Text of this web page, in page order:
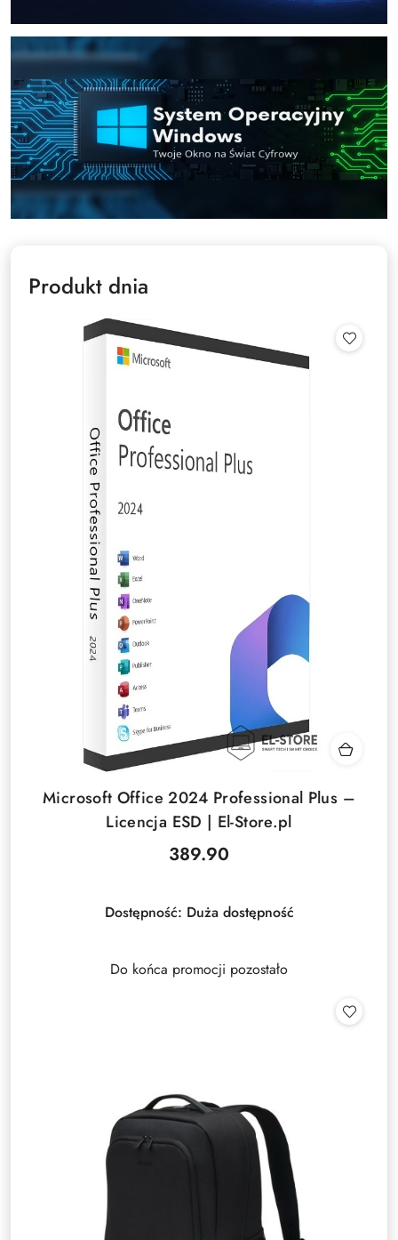
Produkt dnia
Microsoft Office 2024 Professional Plus –
Licencja ESD | El-Store.pl
Cena:
389.90
Dostępność: Duża dostępność
Do końca promocji pozostało